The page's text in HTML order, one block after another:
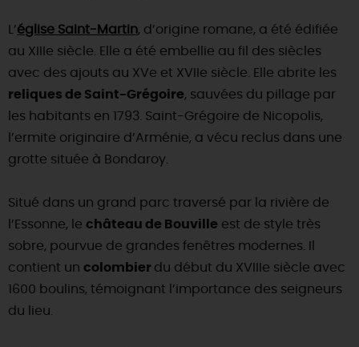
DEMAIN
CE WEEK-END
TOUT L'AGENDA
L’église Saint-Martin, d’origine romane, a été édifiée
au XIIIe siècle. Elle a été embellie au fil des siècles
avec des ajouts au XVe et XVIIe siècle. Elle abrite les
reliques de Saint-Grégoire, sauvées du pillage par
les habitants en 1793. Saint-Grégoire de Nicopolis,
l’ermite originaire d’Arménie, a vécu reclus dans une
grotte située à Bondaroy.
Situé dans un grand parc traversé par la rivière de
l’Essonne, le château de Bouville est de style très
sobre, pourvue de grandes fenêtres modernes. Il
contient un colombier du début du XVIIIe siècle avec
1600 boulins, témoignant l’importance des seigneurs
du lieu.